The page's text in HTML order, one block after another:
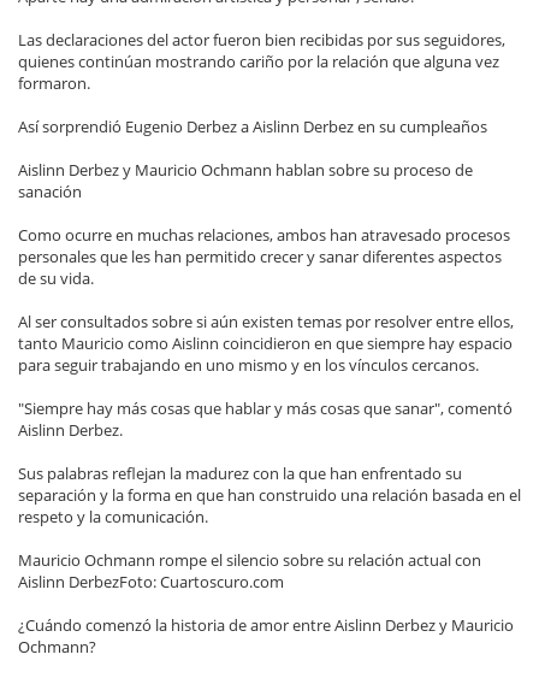
Las declaraciones del actor fueron bien recibidas por sus seguidores,
quienes continúan mostrando cariño por la relación que alguna vez
formaron.
Así sorprendió Eugenio Derbez a Aislinn Derbez en su cumpleaños
Aislinn Derbez y Mauricio Ochmann hablan sobre su proceso de
sanación
Como ocurre en muchas relaciones, ambos han atravesado procesos
personales que les han permitido crecer y sanar diferentes aspectos
de su vida.
Al ser consultados sobre si aún existen temas por resolver entre ellos,
tanto Mauricio como Aislinn coincidieron en que siempre hay espacio
para seguir trabajando en uno mismo y en los vínculos cercanos.
"Siempre hay más cosas que hablar y más cosas que sanar", comentó
Aislinn Derbez.
Sus palabras reflejan la madurez con la que han enfrentado su
separación y la forma en que han construido una relación basada en el
respeto y la comunicación.
Mauricio Ochmann rompe el silencio sobre su relación actual con
Aislinn DerbezFoto: Cuartoscuro.com
¿Cuándo comenzó la historia de amor entre Aislinn Derbez y Mauricio
Ochmann?